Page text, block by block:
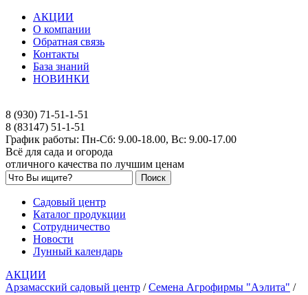
АКЦИИ
О компании
Обратная связь
Контакты
База знаний
НОВИНКИ
8 (930) 71-51-1-51
8 (83147) 51-1-51
График работы: Пн-Сб: 9.00-18.00, Вс: 9.00-17.00
Всё для сада и огорода
отличного качества по лучшим ценам
Садовый центр
Каталог продукции
Сотрудничество
Новости
Лунный календарь
АКЦИИ
Арзамасский садовый центр /Семена Агрофирмы "Аэлита" /